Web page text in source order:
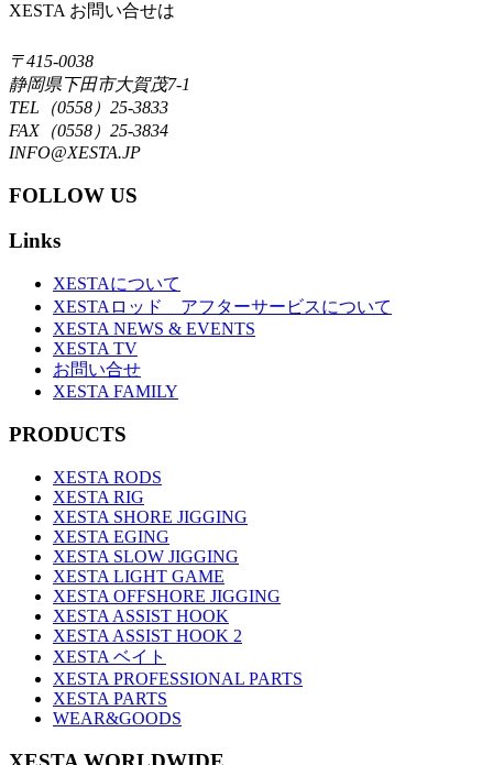
XESTA お問い合せは
〒415-0038
静岡県下田市大賀茂7-1
TEL（0558）25-3833
FAX（0558）25-3834
INFO@XESTA.JP
FOLLOW US
Links
XESTAについて
XESTAロッド アフターサービスについて
XESTA NEWS & EVENTS
XESTA TV
お問い合せ
XESTA FAMILY
PRODUCTS
XESTA RODS
XESTA RIG
XESTA SHORE JIGGING
XESTA EGING
XESTA SLOW JIGGING
XESTA LIGHT GAME
XESTA OFFSHORE JIGGING
XESTA ASSIST HOOK
XESTA ASSIST HOOK 2
XESTA ベイト
XESTA PROFESSIONAL PARTS
XESTA PARTS
WEAR&GOODS